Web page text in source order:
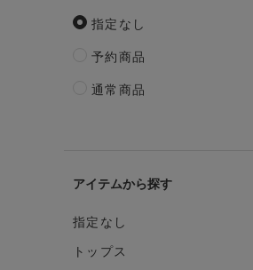
指定なし
予約商品
通常商品
アイテム
指定なし
トップス